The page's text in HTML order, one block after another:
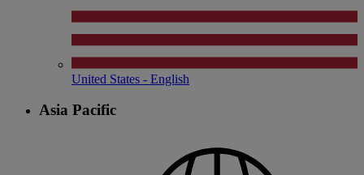
United States - English
Asia Pacific